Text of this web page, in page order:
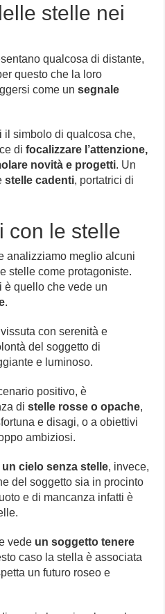
stelle nei
qualcosa di distante,
questo che la loro
come unsegnale
il simbolo di qualcosa che,
difocalizzare l’attenzione,
novità e progetti. Un
stelle cadenti, portatrici di
con le stelle
analizziamo meglio alcuni
stelle come protagoniste.
è quello che vede un
.
con serenità e
del soggetto di
e luminoso.
positivo, è
distelle rosse o opache,
e disagi, o a obiettivi
ambiziosi.
un cielo senza stelle, invece,
del soggetto sia in procinto
e di mancanza infatti è
vede un soggetto tenere
caso la stella è associata
un futuro roseo e